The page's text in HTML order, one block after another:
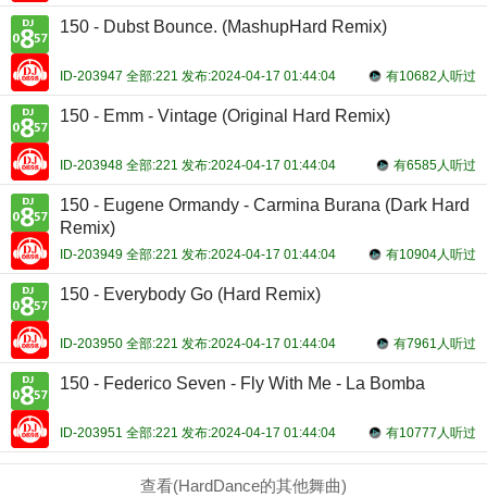
150 - Dubst Bounce. (MashupHard Remix)
有10682人听过
ID-203947 全部:221 发布:2024-04-17 01:44:04
150 - Emm - Vintage (Original Hard Remix)
有6585人听过
ID-203948 全部:221 发布:2024-04-17 01:44:04
150 - Eugene Ormandy - Carmina Burana (Dark Hard
Remix)
有10904人听过
ID-203949 全部:221 发布:2024-04-17 01:44:04
150 - Everybody Go (Hard Remix)
有7961人听过
ID-203950 全部:221 发布:2024-04-17 01:44:04
150 - Federico Seven - Fly With Me - La Bomba
有10777人听过
ID-203951 全部:221 发布:2024-04-17 01:44:04
查看(HardDance的其他舞曲)